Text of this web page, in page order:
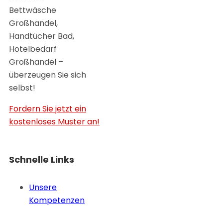
Bettwäsche
Großhandel,
Handtücher Bad,
Hotelbedarf
Großhandel –
überzeugen Sie sich
selbst!
Fordern Sie jetzt ein
kostenloses Muster an!
Schnelle Links
Unsere
Kompetenzen